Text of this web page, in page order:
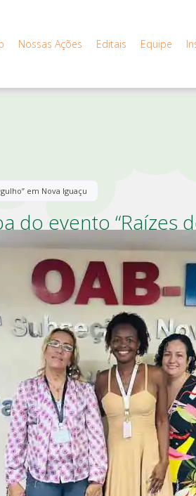
Nossas Ações Editais Equipe
em Nova Iguaçu
do evento “Raízes